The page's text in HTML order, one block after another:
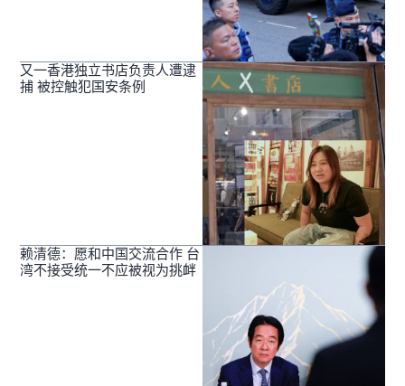
又一香港独立书店负责人遭逮
捕 被控触犯国安条例
赖清德：愿和中国交流合作 台
湾不接受统一不应被视为挑衅